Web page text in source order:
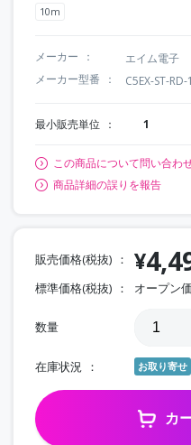
10m
メーカー エイム電子
メーカー型番
C5EX-ST-RD-
最小販売単位 1
この商品について問い合わ
商品詳細の誤りを報告
販売価格(税抜) ¥
標準価格(税抜) オープン
数量
在庫状況 お取り寄せ
カ